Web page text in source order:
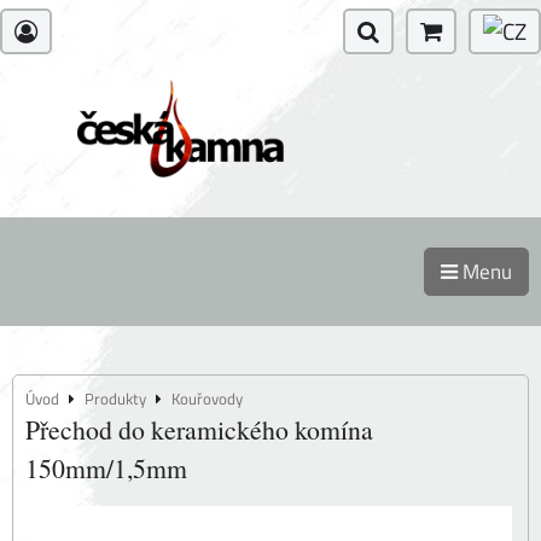
Menu
Úvod Produkty Kouřovody
Přechod do keramického komína
150mm/1,5mm